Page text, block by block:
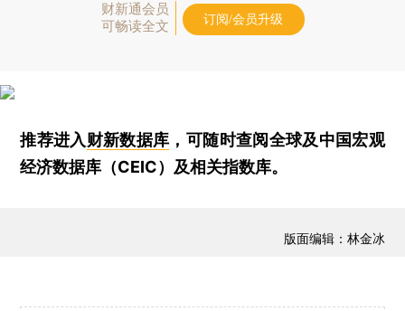
财新通会员
可畅读全文
订阅/会员升级
推荐进入财新数据库 ，可随时查阅全球及中国宏观
经济数据库（CEIC）及相关指数库。
版面编辑：林金冰